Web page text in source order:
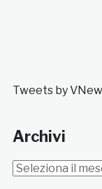
Tweets by
Archivi
Archivi